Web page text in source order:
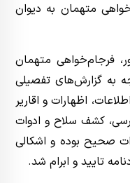
متهمان به دیوان
فرجام‌خواهی متهمان
به گزارش‌های تفصیلی
اظهارات و اقاریر
کشف سلاح و ادوات
صحیح بوده و اشکالی
تایید و ابرام شد.